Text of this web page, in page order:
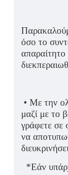
όσο το
• Με την
μαζί με το
γράφετε σε
να
*Εάν